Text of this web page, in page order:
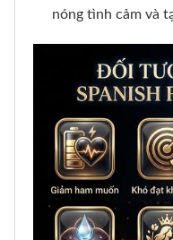
nóng tình cảm và